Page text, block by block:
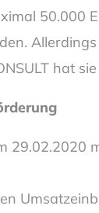
50.000
hat
29.02.2020